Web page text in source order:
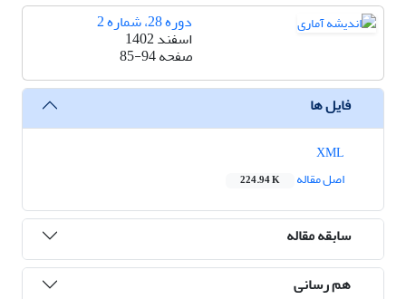
دوره 28، شماره 2
اسفند 1402
صفحه85-94
فایل ها
اصل مقاله
224.94 K
سابقه مقاله
هم رسانی